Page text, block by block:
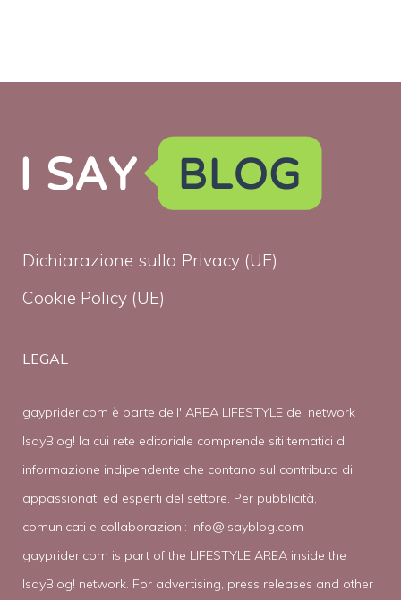
Dichiarazione sulla Privacy (UE)
Cookie Policy (UE)
LEGAL
gayprider.com è parte dell' AREA LIFESTYLE del network
IsayBlog! la cui rete editoriale comprende siti tematici di
informazione indipendente che contano sul contributo di
appassionati ed esperti del settore. Per pubblicità,
comunicati e collaborazioni: info@isayblog.com
gayprider.com is part of the LIFESTYLE AREA inside the
IsayBlog! network. For advertising, press releases and other